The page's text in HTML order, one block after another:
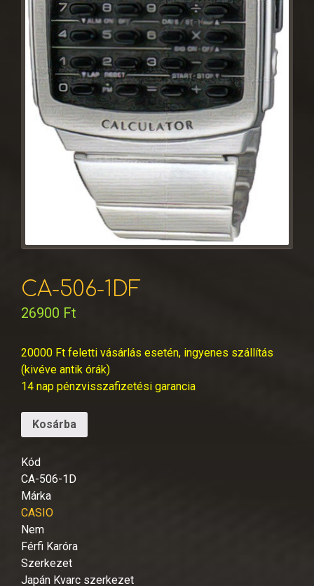
CA-506-1DF
26900 Ft
20000 Ft feletti vásárlás esetén, ingyenes szállítás
(kivéve antik órák)
14 nap pénzvisszafizetési garancia
Kosárba
Kód
CA-506-1D
Márka
CASIO
Nem
Férfi Karóra
Szerkezet
Japán Kvarc szerkezet